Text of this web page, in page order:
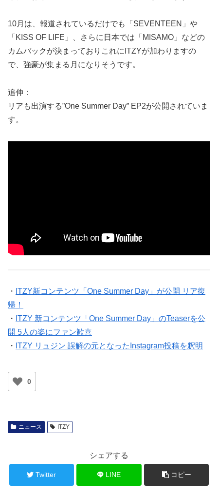
10月は、報道されているだけでも「SEVENTEEN」や
「KISS OF LIFE」、さらに日本では「MISAMO」などの
カムバックが決まっておりこれにITZYが加わりますの
で、強豪が集まる月になりそうです。
追伸：
リアも出演する”One Summer Day” EP2が公開されていま
す。
・ ITZY新コンテンツ「One Summer Day」が公開 リア復
帰！
・ ITZY 新コンテンツ「One Summer Day」のTeaserを公
開 5人の姿にファン歓喜
・ ITZY リュジン 誤解の元となったInstagram投稿を釈明
0
ニュース ITZY
シェアする
Twitter LINE コピー